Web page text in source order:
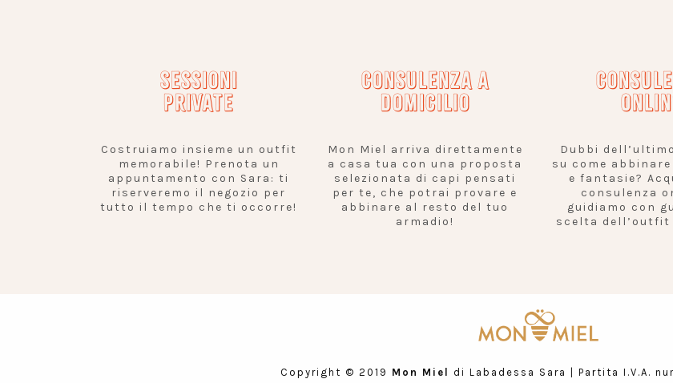
SESSIONI
PRIVATE
Costruiamo insieme un outfit
memorabile! Prenota un
appuntamento con Sara: ti
riserveremo il negozio per
tutto il tempo che ti occorre!
CONSULENZA A
DOMICILIO
Mon Miel arriva direttamente
a casa tua con una proposta
selezionata di capi pensati
per te, che potrai provare e
abbinare al resto del tuo
armadio!
Dubbi
su come
e fantasie?
consulenza
guidiamo con
scelta dell’outfit
Copyright © 2019 Mon Miel di Labadessa Sara | Partita I.V.A.